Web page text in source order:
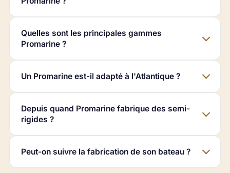
Quelles sont les principales gammes
Promarine ?
Un Promarine est-il adapté à l'Atlantique ?
Depuis quand Promarine fabrique des semi-
rigides ?
Peut-on suivre la fabrication de son bateau ?